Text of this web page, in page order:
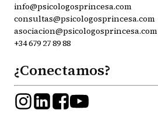
info@psicologosprincesa.com
consultas@psicologosprincesa.com
asociacion@psicologosprincesa.com
+34 679 27 89 88
¿Conectamos?